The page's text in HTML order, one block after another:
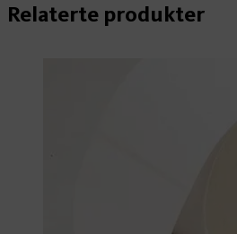
Relaterte produkter